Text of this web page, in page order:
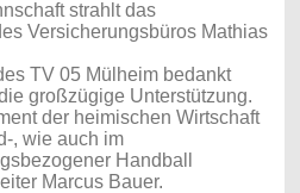
strahlt das
Versicherungsbüros Mathias
TV 05 Mülheim bedankt
großzügige Unterstützung.
der heimischen Wirtschaft
, wie auch im
Handball
Marcus Bauer.